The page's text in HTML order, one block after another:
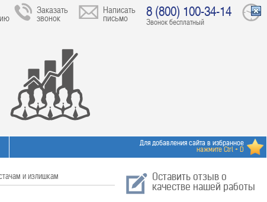
Заказать
звонок
Написать
письмо 8 (800) 100-34-14
Звонок бесплатный
Для добавления сайта в избранное
нажмите Ctrl + D
и излишкам
Оставить отзыв о
качестве нашей работы